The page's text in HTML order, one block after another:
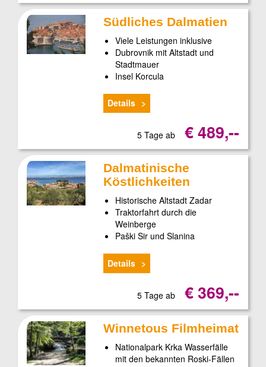
Südliches Dalmatien
Viele Leistungen inklusive
Dubrovnik mit Altstadt und
Stadtmauer
Insel Korcula
Details
5 Tage ab € 489,--
Dalmatinische
Köstlichkeiten
Historische Altstadt Zadar
Traktorfahrt durch die
Weinberge
Paški Sir und Slanina
Details
5 Tage ab € 369,--
Winnetous Filmheimat
Nationalpark Krka Wasserfälle
mit den bekannten Roski-Fällen